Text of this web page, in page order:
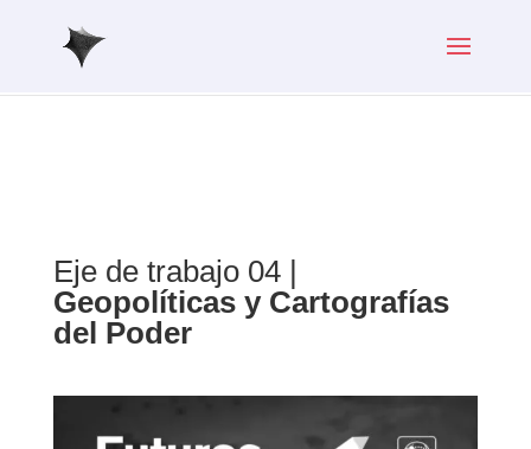
Eje de trabajo 04 |
Geopolíticas y Cartografías
del Poder